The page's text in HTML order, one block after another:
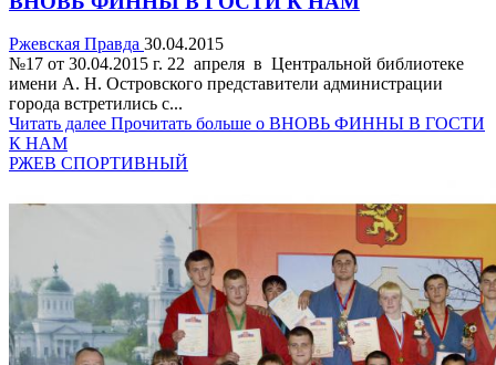
Ржевская Правда 30.04.2015
№17 от 30.04.2015 г. 22 апреля в Центральной библиотеке
имени А. Н. Островского представители администрации
города встретились с...
Читать далее Прочитать больше о ВНОВЬ ФИННЫ В ГОСТИ
К НАМ
РЖЕВ СПОРТИВНЫЙ